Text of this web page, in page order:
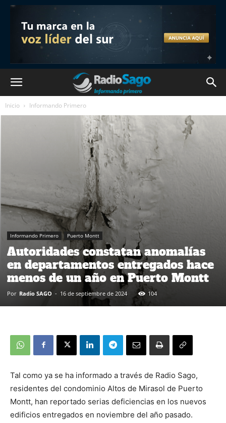
Inicio Informando Primero
Informando Primero Puerto Montt
Autoridades constatan anomalías
en departamentos entregados hace
menos de un año en Puerto Montt
Por Radio SAGO - 16 de septiembre de 2024 104
Tal como ya se ha informado a través de Radio Sago,
residentes del condominio Altos de Mirasol de Puerto
Montt, han reportado serias deficiencias en los nuevos
edificios entregados en noviembre del año pasado.